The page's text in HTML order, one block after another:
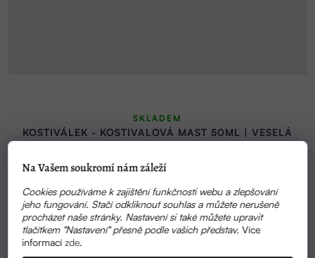
Na Vašem soukromí nám záleží
Cookies používáme k zajištění funkčnosti webu a zlepšování
jeho fungování. Stačí odkliknout souhlas a můžete nerušeně
procházet naše stránky. Nastavení si také můžete upravit
tlačítkem "Nastavení" přesně podle vašich představ.Více
informacízde.
KOSTIVÁLEK - KOSTIVALOVÁ MAST 50ML | VESELÁ
SKLADEM
290 KČ